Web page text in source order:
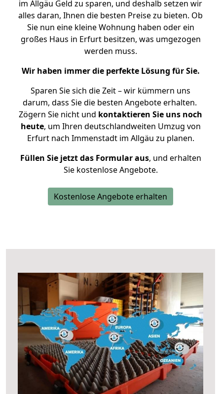
im Allgäu Geld zu sparen, und deshalb setzen wir
alles daran, Ihnen die besten Preise zu bieten. Ob
Sie nun eine kleine Wohnung haben oder ein
großes Haus in Erfurt besitzen, was umgezogen
werden muss.
Wir haben immer die perfekte Lösung für Sie.
Sparen Sie sich die Zeit – wir kümmern uns
darum, dass Sie die besten Angebote erhalten.
Zögern Sie nicht und kontaktieren Sie uns noch
heute, um Ihren deutschlandweiten Umzug von
Erfurt nach Immenstadt im Allgäu zu planen.
Füllen Sie jetzt das Formular aus, und erhalten
Sie kostenlose Angebote.
Kostenlose Angebote erhalten